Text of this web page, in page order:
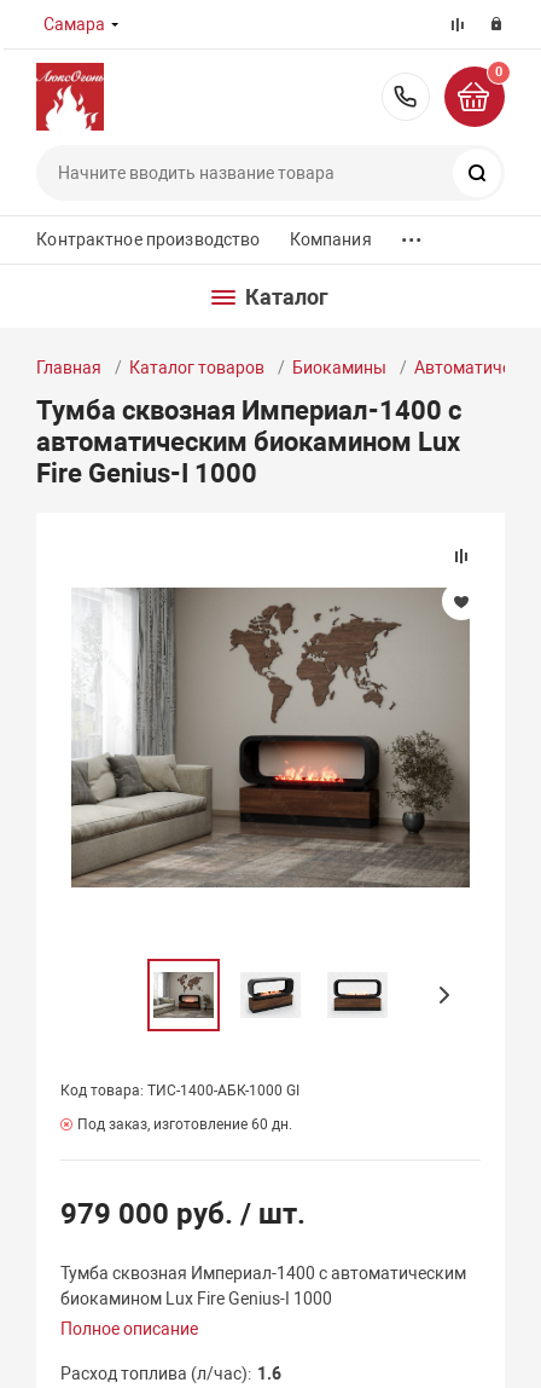
Самара
8 (800)
0
Контрактное производство Компания ...
Каталог
Главная Каталог товаров Биокамины
Тумба сквозная Империал-1400 с
автоматическим биокамином Lux
Fire Genius-I 1000
Код товара: ТИС-1400-АБК-1000 GI
Под заказ, изготовление 60 дн.
979 000 руб./ шт.
Тумба сквозная Империал-1400 с автоматическим
биокамином Lux Fire Genius-I 1000
Полное описание
Расход топлива (л/час)
1.6